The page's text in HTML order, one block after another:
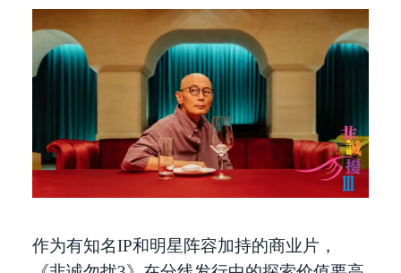
作为有知名IP和明星阵容加持的商业片，